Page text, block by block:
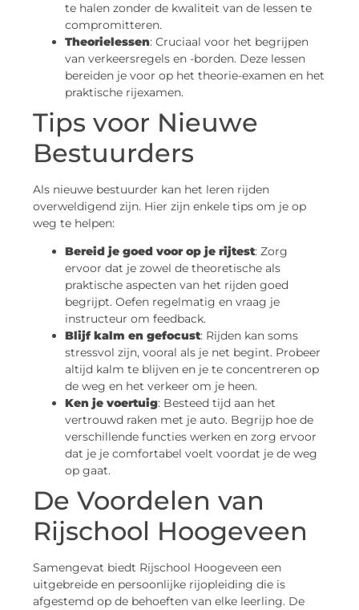
te halen zonder de kwaliteit van de lessen te
compromitteren.
Theorielessen: Cruciaal voor het begrijpen
van verkeersregels en -borden. Deze lessen
bereiden je voor op het theorie-examen en het
praktische rijexamen.
Tips voor Nieuwe
Bestuurders
Als nieuwe bestuurder kan het leren rijden
overweldigend zijn. Hier zijn enkele tips om je op
weg te helpen:
Bereid je goed voor op je rijtest: Zorg
ervoor dat je zowel de theoretische als
praktische aspecten van het rijden goed
begrijpt. Oefen regelmatig en vraag je
instructeur om feedback.
Blijf kalm en gefocust: Rijden kan soms
stressvol zijn, vooral als je net begint. Probeer
altijd kalm te blijven en je te concentreren op
de weg en het verkeer om je heen.
Ken je voertuig: Besteed tijd aan het
vertrouwd raken met je auto. Begrijp hoe de
verschillende functies werken en zorg ervoor
dat je je comfortabel voelt voordat je de weg
op gaat.
De Voordelen van
Rijschool Hoogeveen
Samengevat biedt Rijschool Hoogeveen een
uitgebreide en persoonlijke rijopleiding die is
afgestemd op de behoeften van elke leerling. De